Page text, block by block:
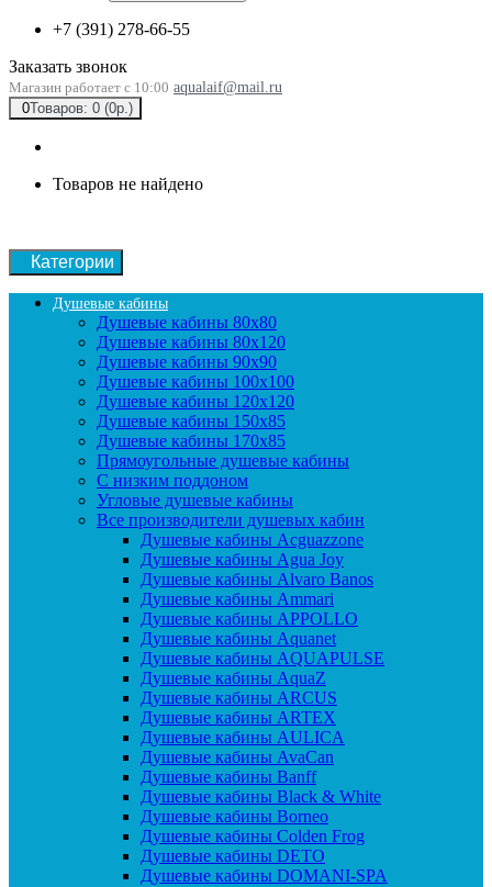
+7 (391) 278-66-55
Заказать звонок
Магазин работает с 10:00 aqualaif@mail.ru
0Товаров: 0 (0р.)
Товаров не найдено
Категории
Душевые кабины
Душевые кабины 80x80
Душевые кабины 80x120
Душевые кабины 90х90
Душевые кабины 100x100
Душевые кабины 120x120
Душевые кабины 150x85
Душевые кабины 170x85
Прямоугольные душевые кабины
С низким поддоном
Угловые душевые кабины
Все производители душевых кабин
Душевые кабины Acguazzone
Душевые кабины Agua Joy
Душевые кабины Alvaro Banos
Душевые кабины Ammari
Душевые кабины APPOLLO
Душевые кабины Aquanet
Душевые кабины AQUAPULSE
Душевые кабины AquaZ
Душевые кабины ARCUS
Душевые кабины ARTEX
Душевые кабины AULICA
Душевые кабины AvaCan
Душевые кабины Banff
Душевые кабины Black & White
Душевые кабины Borneo
Душевые кабины Colden Frog
Душевые кабины DETO
Душевые кабины DOMANI-SPA